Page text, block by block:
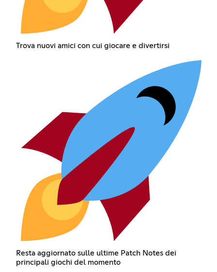
Trova nuovi amici con cui giocare e divertirsi
Resta aggiornato sulle ultime Patch Notes dei
principali giochi del momento